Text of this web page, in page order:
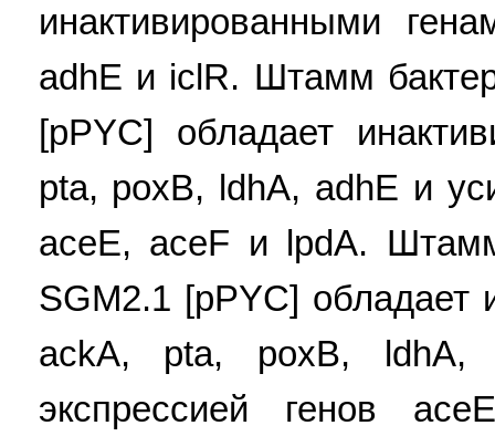
инактивированными
adhE и iclR. Штамм
[pPYC] обладает
pta, poxB, ldhA, adhE и
асеЕ, aceF и lpdA.
SGM2.1 [pPYC] обладает
ackA, pta, poxB, ldhA,
экспрессией генов